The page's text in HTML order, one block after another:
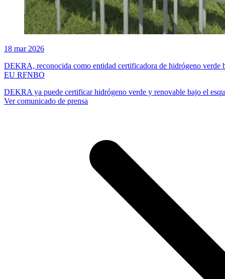
18 mar 2026
DEKRA, reconocida como entidad certificadora de hidrógeno verde
EU RFNBO
DEKRA ya puede certificar hidrógeno verde y renovable bajo el
Ver comunicado de prensa